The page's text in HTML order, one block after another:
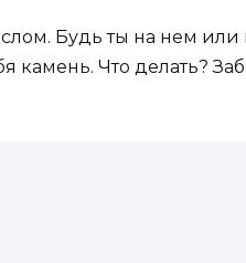
Будь ты на нем или
камень. Что делать?